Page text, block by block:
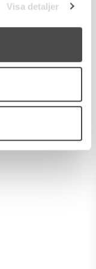
Visa detaljer